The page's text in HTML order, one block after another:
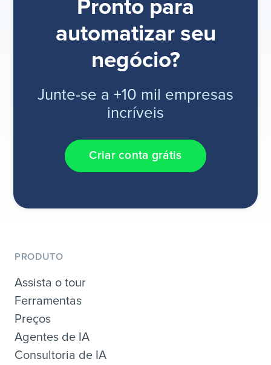
Pronto para
automatizar seu
negócio?
Junte-se a +10 mil empresas
incríveis
Criar conta grátis
PRODUTO
Assista o tour
Ferramentas
Preços
Agentes de IA
Consultoria de IA